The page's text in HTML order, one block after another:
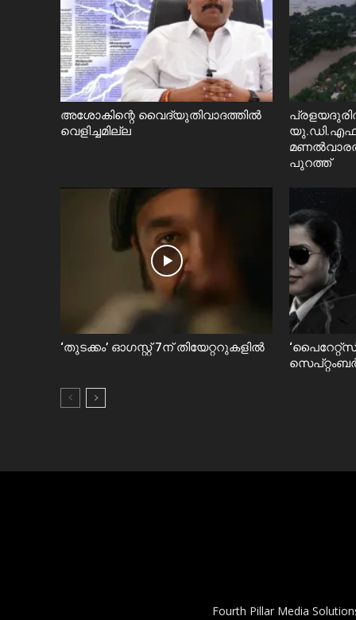
അശോകിന്റെ വൈദ്യുതിവാദത്തിൽ
വെളിച്ചമില്ല
പുറത്ത്
‘തുടക്കം’ ഓഗസ്റ്റ് 7ന് തിയേറ്ററുകളിൽ
Fourth Pillar Media